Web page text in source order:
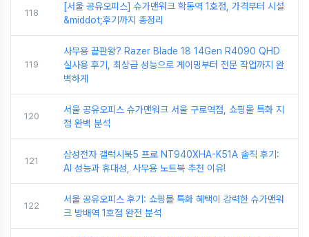
118
[서울 공유오피스] 슈가맨워크 학동역 1호점, 가격부터 시설
&middot;후기까지 총정리
119
사무용 끝판왕? Razer Blade 18 14Gen R4090 QHD
실사용 후기, 최상급 성능으로 게이밍부터 전문 작업까지 완
벽하게
120
서울 공유오피스 슈가맨워크 서울 구로역점, 쇼핑몰 특화 지
점 완벽 분석
121
삼성전자 갤럭시북5 프로 NT940XHA-K51A 솔직 후기:
AI 성능과 휴대성, 사무용 노트북 추천 이유!
122
서울 공유오피스 후기: 쇼핑몰 특화 혜택이 강력한 슈가맨워
크 방배역 1호점 완전 분석